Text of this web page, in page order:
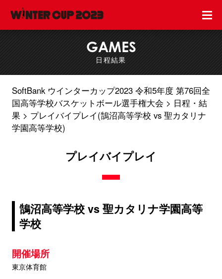
GAMES
日程結果
SoftBank ウインターカップ2023 令和5年度 第76回全
国高等学校バスケットボール選手権大会
日程・結
果
プレイバイプレイ(鵠沼高等学校 vs 聖カタリナ
学園高等学校)
プレイバイプレイ
鵠沼高等学校 vs 聖カタリナ学園高等
学校
開催場所
東京体育館